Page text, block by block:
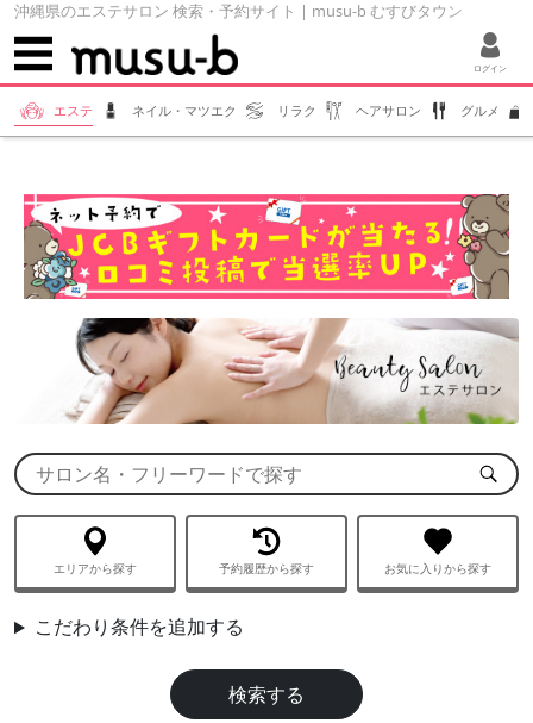
沖縄県のエステサロン 検索・予約サイト | musu-b むすびタウン
ログイン
エステ ネイル・マツエク リラク ヘアサロン グルメ
エリアから探す 予約履歴から探す お気に入りから探す
こだわり条件を追加する
検索する